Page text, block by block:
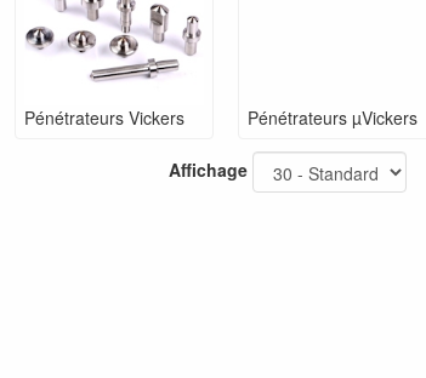
Pénétrateurs Vickers Pénétrateurs µVickers
Affichage